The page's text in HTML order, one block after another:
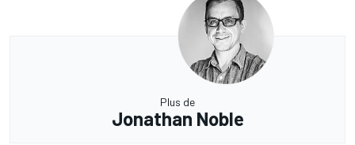
Plus de
Jonathan Noble